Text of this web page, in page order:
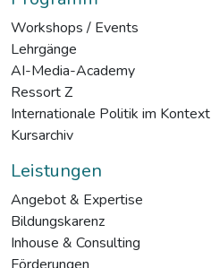
Workshops / Events
Lehrgänge
AI-Media-Academy
Ressort Z
Internationale Politik im Kontext
Kursarchiv
Leistungen
Angebot & Expertise
Bildungskarenz
Inhouse & Consulting